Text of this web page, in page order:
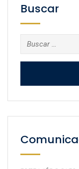
Buscar
Buscar: